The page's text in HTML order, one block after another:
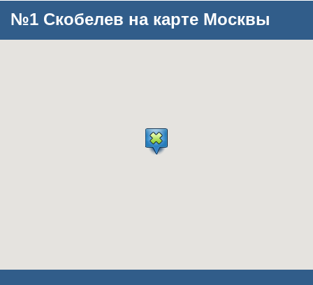
№1 Скобелев на карте Москвы